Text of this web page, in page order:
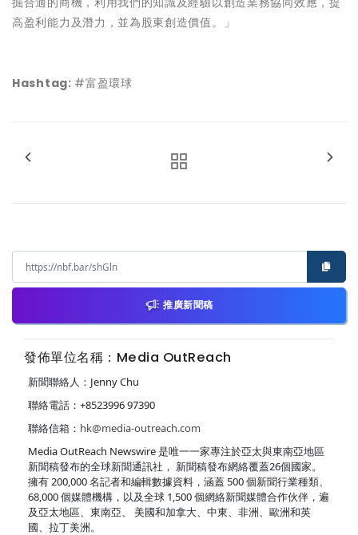
高盈利能力及潛力，並為股東創造價值。」
Hashtag: #富盈環球
推廣新聞稿
發佈單位名稱：Media OutReach
新聞聯絡人：Jenny Chu
聯絡電話：+8523996 97390
聯絡信箱： hk@media-outreach.com
Media OutReach Newswire 是唯一一家專注於亞太與東南亞地區
新聞稿發布的全球新聞通訊社， 新聞稿發布網絡覆蓋26個國家。
擁有 200,000 名記者和編輯數據資料，涵蓋 500 個新聞行業種類、
68,000 個媒體機構，以及全球 1,500 個網絡新聞媒體合作伙伴，遍
及亞太地區、東南亞、 美國和加拿大、中東、非洲、歐洲和英
國、拉丁美洲。